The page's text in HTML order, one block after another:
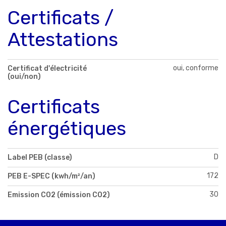
Certificats /
Attestations
Certificat d'électricité
(oui/non)
oui, conforme
Certificats
énergétiques
Label PEB (classe) D
PEB E-SPEC (kwh/m²/an) 172
Emission CO2 (émission CO2) 30